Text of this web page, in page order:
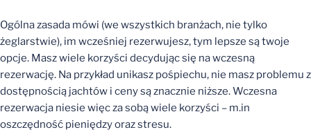
Ogólna zasada mówi (we wszystkich branżach, nie tylko
żeglarstwie), im wcześniej rezerwujesz, tym lepsze są twoje
opcje. Masz wiele korzyści decydując się na wczesną
rezerwację. Na przykład unikasz pośpiechu, nie masz problemu z
dostępnością jachtów i ceny są znacznie niższe. Wczesna
rezerwacja niesie więc za sobą wiele korzyści – m.in
oszczędność pieniędzy oraz stresu.